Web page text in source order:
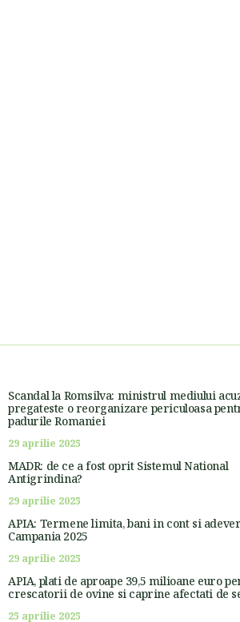
Scandal la Romsilva: ministrul mediului
pregateste o reorganizare periculoasa
padurile Romaniei
29 aprilie 2025
MADR: de ce a fost oprit Sistemul National
Antigrindina?
29 aprilie 2025
APIA: Termene limita, bani in cont si
Campania 2025
29 aprilie 2025
APIA, plati de aproape 39,5 milioane euro
crescatorii de ovine si caprine afectati de
25 aprilie 2025